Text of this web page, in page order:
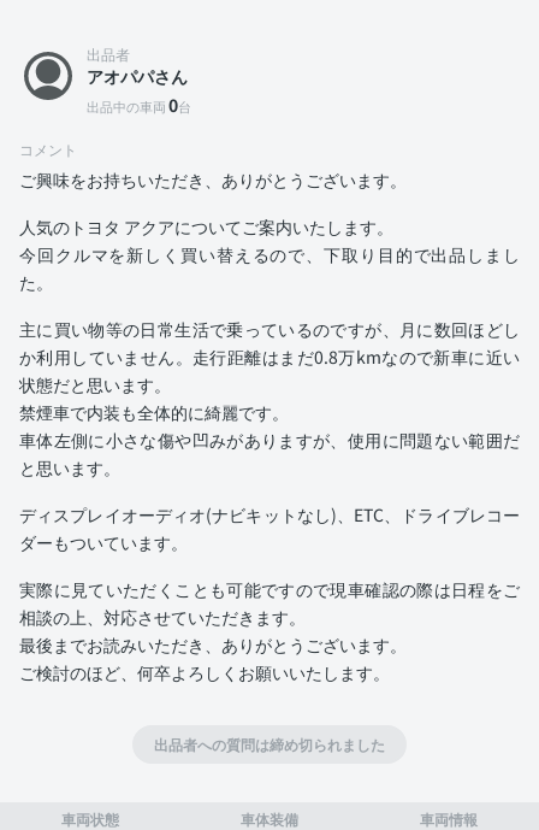
車両状態 車体装備 車両情報
出品者
アオパパさん
出品中の車両0台
コメント
ご興味をお持ちいただき、ありがとうございます。
人気のトヨタ アクアについてご案内いたします。
今回クルマを新しく買い替えるので、下取り目的で出品しまし
た。
主に買い物等の日常生活で乗っているのですが、月に数回ほどし
か利用していません。走行距離はまだ0.8万kmなので新車に近い
状態だと思います。
禁煙車で内装も全体的に綺麗です。
車体左側に小さな傷や凹みがありますが、使用に問題ない範囲だ
と思います。
ディスプレイオーディオ(ナビキットなし)、ETC、ドライブレコー
ダーもついています。
実際に見ていただくことも可能ですので現車確認の際は日程をご
相談の上、対応させていただきます。
最後までお読みいただき、ありがとうございます。
ご検討のほど、何卒よろしくお願いいたします。
出品者への質問は締め切られました